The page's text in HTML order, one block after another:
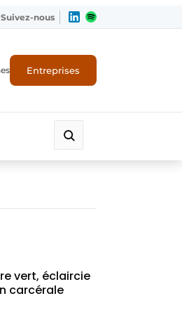
Suivez-nous
Entreprises
vert, éclaircie
carcérale